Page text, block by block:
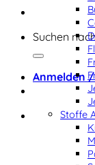
Suchen
Anmelden
Stoffe